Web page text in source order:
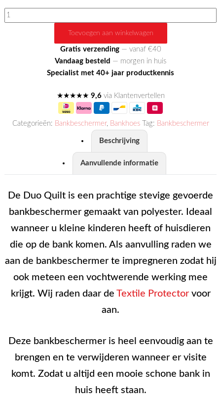
Duo
Quilts
Toevoegen aan winkelwagen
Gratis verzending— vanaf €40
Vandaag besteld — morgen in huis
Specialist met 40+ jaar productkennis
★★★★★ 9,6via Klantenvertellen
Categorieën: Bankbeschermer, Bankhoes Tag: Bankbeschermer
Beschrijving
Aanvullende informatie
De Duo Quilt is een prachtige stevige gevoerde
bankbeschermer gemaakt van polyester. Ideaal
wanneer u kleine kinderen heeft of huisdieren
die op de bank komen. Als aanvulling raden we
aan de bankbeschermer te impregneren zodat hij
ook meteen een vochtwerende werking mee
krijgt. Wij raden daar de Textile Protectorvoor
aan.
Deze bankbeschermer is heel eenvoudig aan te
brengen en te verwijderen wanneer er visite
komt. Zodat u altijd een mooie schone bank in
huis heeft staan.